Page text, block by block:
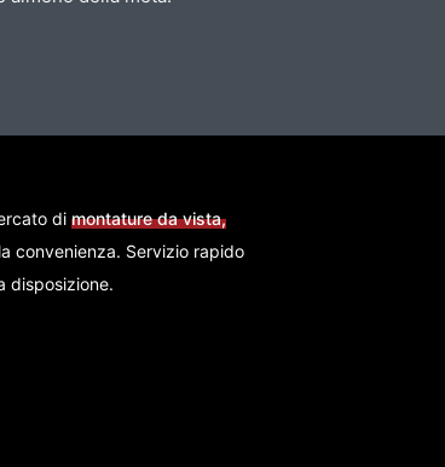
dimontature da vista,
convenienza. Servizio rapido
disposizione.